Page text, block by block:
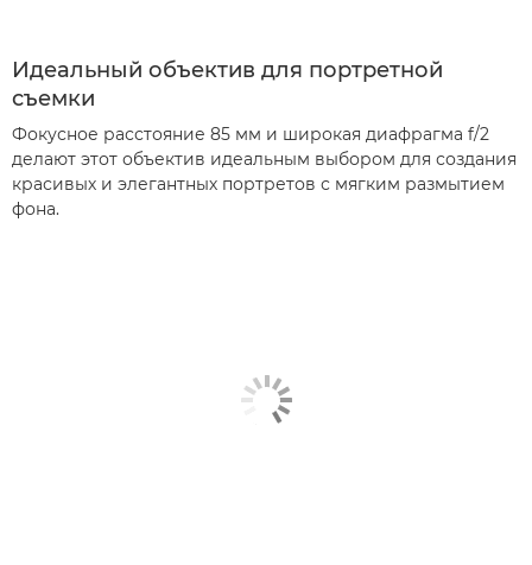
Идеальный объектив для портретной
съемки
Фокусное расстояние 85 мм и широкая диафрагма f/2
делают этот объектив идеальным выбором для создания
красивых и элегантных портретов с мягким размытием
фона.